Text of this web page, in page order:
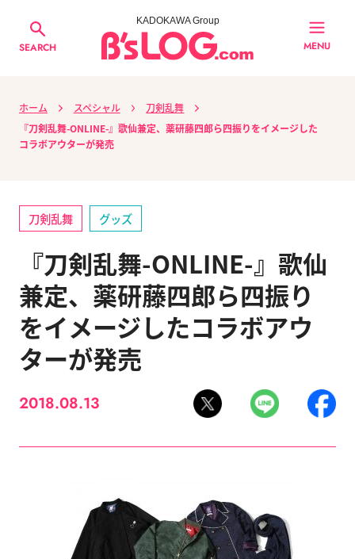
SEARCH
KADOKAWA Group
MENU
ホーム スペシャル
刀剣乱舞
『刀剣乱舞-ONLINE-』歌仙兼定、薬研藤四郎ら四振りをイメージした
コラボアウターが発売
刀剣乱舞 グッズ
『刀剣乱舞-ONLINE-』歌仙
兼定、薬研藤四郎ら四振り
をイメージしたコラボアウ
ターが発売
2018.08.13